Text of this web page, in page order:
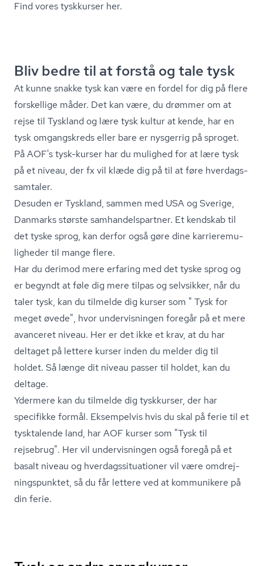
Find vores tyskkurser her.
Bliv bedre til at forstå og tale tysk
At kunne snakke tysk kan være en fordel for dig på flere
forskellige måder. Det kan være, du drømmer om at
rejse til Tyskland og lære tysk kultur at kende, har en
tysk omgangskreds eller bare er nysgerrig på sproget.
På AOF's tysk-kurser har du mulighed for at lære tysk
på et niveau, der fx vil klæde dig på til at føre hver­dags­
sam­ta­ler.
Desuden er Tyskland, sammen med USA og Sverige,
Danmarks største sam­han­dels­part­ner. Et kendskab til
det tyske sprog, kan derfor også gøre dine kar­ri­e­re­mu­
lig­he­der til mange flere.
Har du derimod mere erfaring med det tyske sprog og
er begyndt at føle dig mere tilpas og selvsikker, når du
taler tysk, kan du tilmelde dig kurser som " Tysk for
meget øvede", hvor undervisningen foregår på et mere
avanceret niveau. Her er det ikke et krav, at du har
deltaget på lettere kurser inden du melder dig til
holdet. Så længe dit niveau passer til holdet, kan du
deltage.
Ydermere kan du tilmelde dig tyskkurser, der har
specifikke formål. Eksempelvis hvis du skal på ferie til et
tysktalende land, har AOF kurser som "Tysk til
rejsebrug". Her vil undervisningen også foregå på et
basalt niveau og hver­dags­si­tu­a­tio­ner vil være om­drej­
nings­punk­tet, så du får lettere ved at kommunikere på
din ferie.